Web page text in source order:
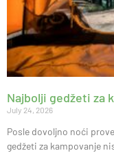
Najbolji gedžeti za
July 24, 2026
Posle dovoljno noći
gedžeti za kampovanje